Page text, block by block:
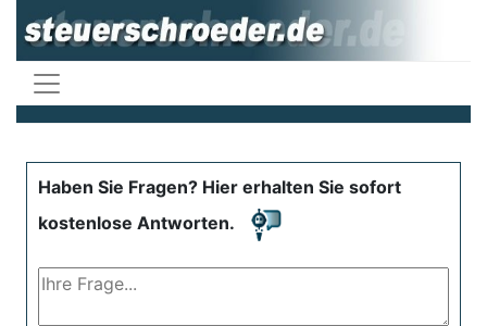
Haben Sie Fragen? Hier erhalten Sie sofort
kostenlose Antworten.